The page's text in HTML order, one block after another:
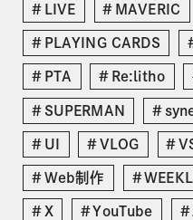
LIVE MAVERIC
PLAYING CARDS
PTA Re:litho
SUPERMAN
UI VLOG
Web制作
X YouTube